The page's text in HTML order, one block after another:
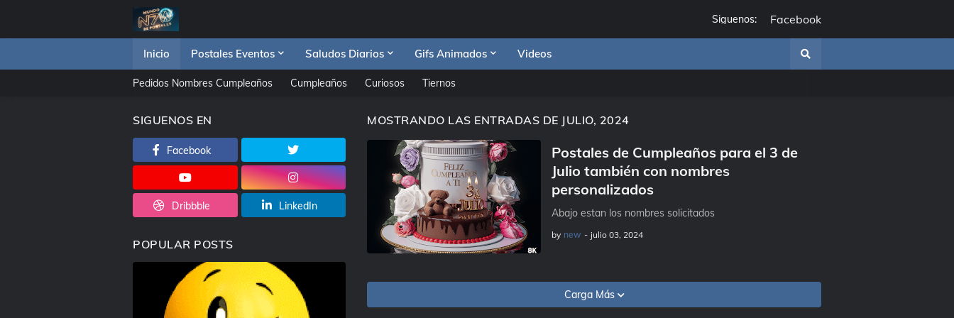
Siguenos: Facebook
Inicio Postales Eventos Saludos Diarios Gifs Animados Videos
Pedidos Nombres Cumpleaños Cumpleaños Curiosos Tiernos
MOSTRANDO LAS ENTRADAS DE JULIO, 2024
Postales de Cumpleaños para el 3 de
Julio también con nombres
personalizados
Abajo estan los nombres solicitados
by new - julio 03, 2024
Carga Más
SIGUENOS EN
Facebook
Dribbble LinkedIn
POPULAR POSTS